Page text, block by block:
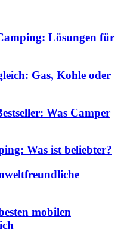
Lösungen für
Gas, Kohle oder
Was Camper
Was ist beliebter?
mobilen